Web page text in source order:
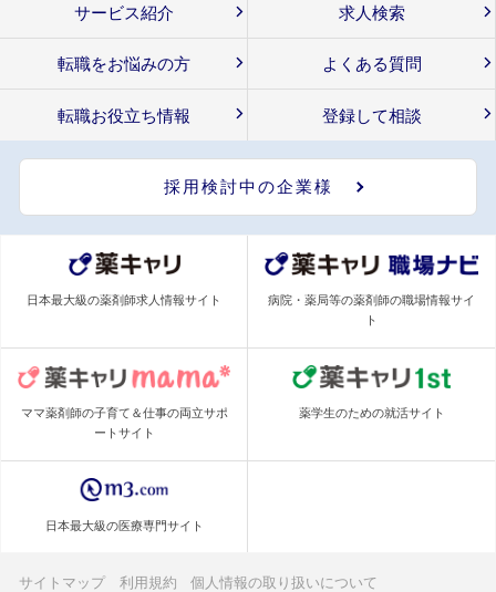
サービス紹介 求人検索
転職をお悩みの方 よくある質問
転職お役立ち情報 登録して相談
採用検討中の企業様
日本最大級の薬剤師求人情報サイト
病院・薬局等の薬剤師の職場情報サイ
ト
ママ薬剤師の子育て＆仕事の両立サポ
ートサイト
薬学生のための就活サイト
日本最大級の医療専門サイト
サイトマップ 利用規約 個人情報の取り扱いについて